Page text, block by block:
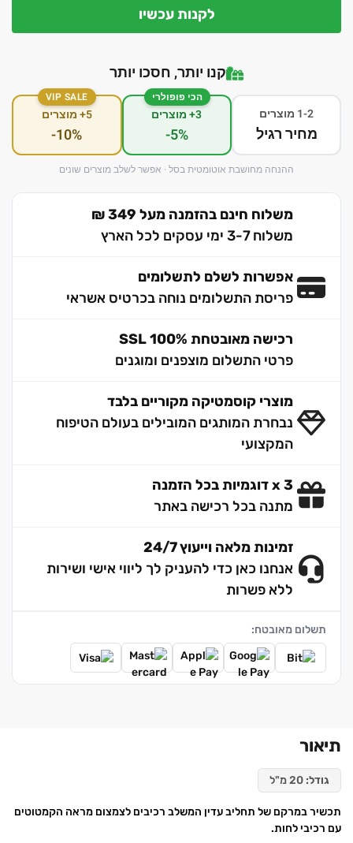
לקנות עכשיו
קנו יותר, חסכו יותר
1-2 מוצרים
מחיר רגיל
הכי פופולרי
3+ מוצרים
-5%
VIP SALE
5+ מוצרים
-10%
ההנחה מחושבת אוטומטית בסל · אפשר לשלב מוצרים שונים
משלוח חינם בהזמנה מעל 349 ₪
משלוח 3-7 ימי עסקים לכל הארץ
אפשרות לשלם לתשלומים
פריסת התשלומים נוחה בכרטיס אשראי
רכישה מאובטחת 100% SSL
פרטי התשלום מוצפנים ומוגנים
מוצרי קוסמטיקה מקוריים בלבד
נבחרת המותגים המובילים בעולם הטיפוח
המקצועי
3 x דוגמיות בכל הזמנה
מתנה בכל רכישה באתר
זמינות מלאה וייעוץ 24/7
אנחנו כאן כדי להעניק לך ליווי אישי ושירות
ללא פשרות
תשלום מאובטח:
תיאור
גודל:
תכשיר במרקם של תחליב עדין המשלב רכיבים לצמצום מראה הקמטוטים
עם רכיבי לחות.